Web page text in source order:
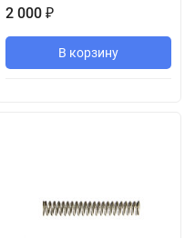
2 000 ₽
В корзину